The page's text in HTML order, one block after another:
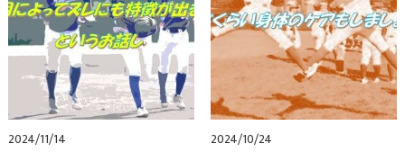
2024/11/14
2024/10/24